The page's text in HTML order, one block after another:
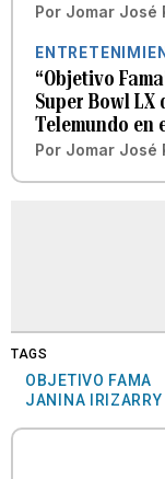
Por Jomar José
“Objetivo
Super Bowl
Telemundo en
Por Jomar José
TAGS
OBJETIVO FAMA
JANINA IRIZARRY